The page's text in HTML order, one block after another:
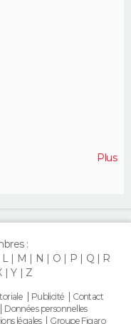
Plus
:
L M N O P Q
R
Y Z
Publicité
Contact
Données personnelles
légales Groupe Figaro